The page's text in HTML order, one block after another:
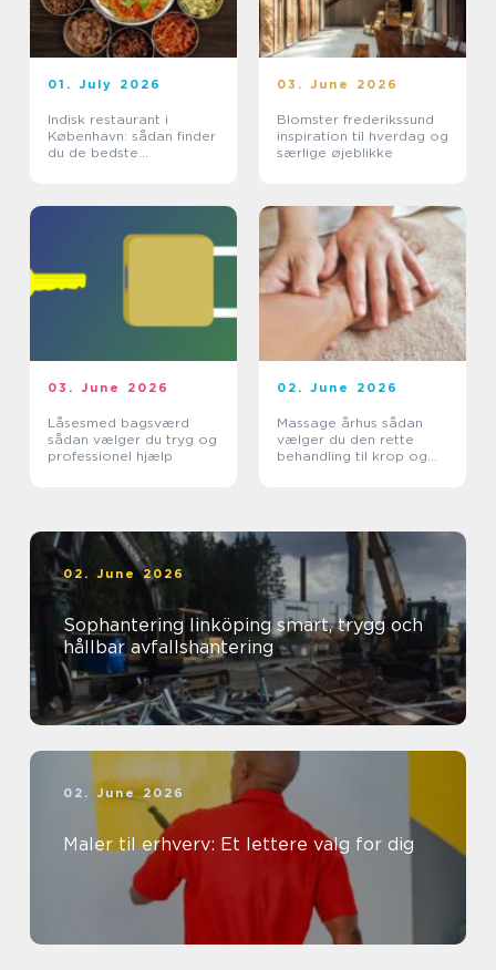
01. July 2026
Indisk restaurant i
København: sådan finder
du de bedste
03. June 2026
Blomster frederikssund
inspiration til hverdag og
særlige øjeblikke
03. June 2026
Låsesmed bagsværd
sådan vælger du tryg og
professionel hjælp
02. June 2026
Massage århus sådan
vælger du den rette
behandling til krop og
02. June 2026
Sophantering linköping smart, trygg och
hållbar avfallshantering
02. June 2026
Maler til erhverv: Et lettere valg for dig